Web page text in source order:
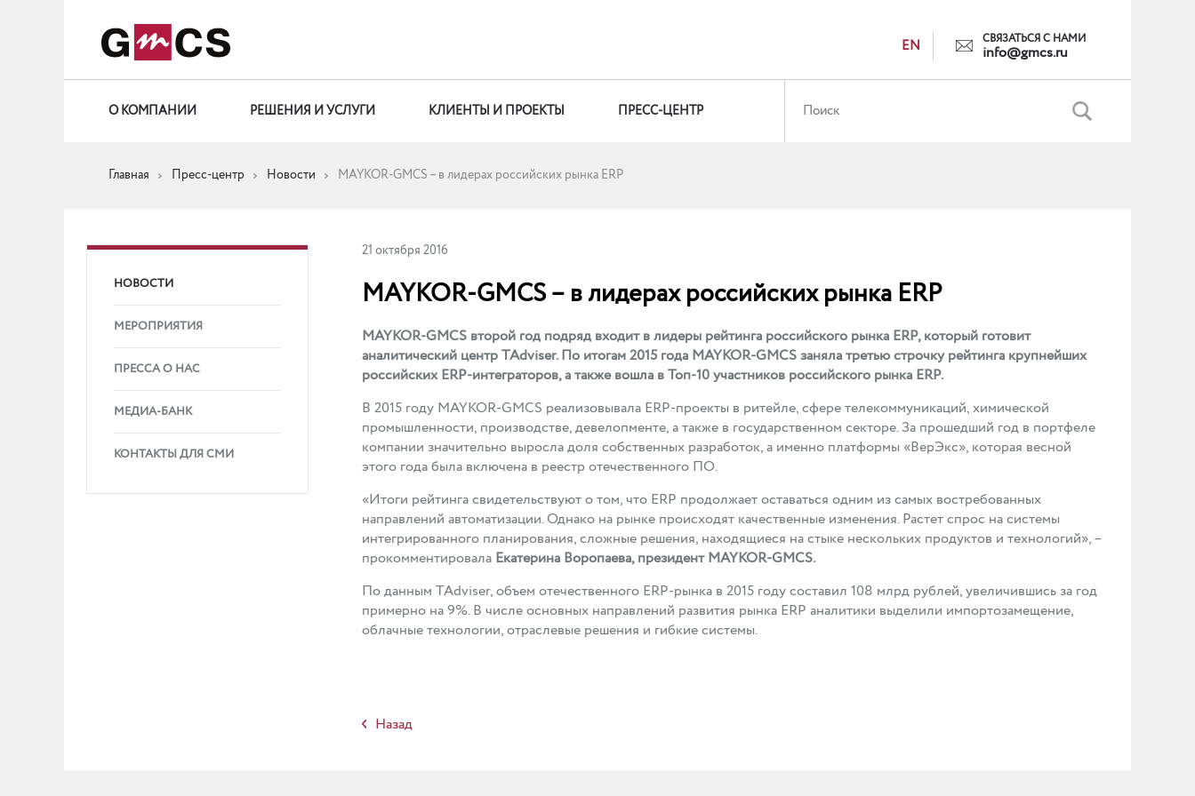
EN СВЯЗАТЬСЯ С НАМИ
info@gmcs.ru
О КОМПАНИИ РЕШЕНИЯ И УСЛУГИ КЛИЕНТЫ И ПРОЕКТЫ ПРЕСС-ЦЕНТР
Главная Пресс-центр Новости MAYKOR-GMCS – в лидерах российских рынка ERP
НОВОСТИ
МЕРОПРИЯТИЯ
ПРЕССА О НАС
МЕДИА-БАНК
КОНТАКТЫ ДЛЯ СМИ
21 октября 2016
MAYKOR-GMCS – в лидерах российских рынка ERP
MAYKOR-GMCS второй год подряд входит в лидеры рейтинга российского рынка ERP, который готовит
аналитический центр TAdviser. По итогам 2015 года MAYKOR-GMCS заняла третью строчку рейтинга крупнейших
российских ERP-интеграторов, а также вошла в Топ-10 участников российского рынка ERP.
В 2015 году MAYKOR-GMCS реализовывала ERP-проекты в ритейле, сфере телекоммуникаций, химической
промышленности, производстве, девелопменте, а также в государственном секторе. За прошедший год в портфеле
компании значительно выросла доля собственных разработок, а именно платформы «ВерЭкс», которая весной
этого года была включена в реестр отечественного ПО.
«Итоги рейтинга свидетельствуют о том, что ERP продолжает оставаться одним из самых востребованных
направлений автоматизации. Однако на рынке происходят качественные изменения. Растет спрос на системы
интегрированного планирования, сложные решения, находящиеся на стыке нескольких продуктов и технологий», –
прокомментировала Екатерина Воропаева, президент MAYKOR-GMCS.
По данным TAdviser, объем отечественного ERP-рынка в 2015 году составил 108 млрд рублей, увеличившись за год
примерно на 9%. В числе основных направлений развития рынка ERP аналитики выделили импортозамещение,
облачные технологии, отраслевые решения и гибкие системы.
Назад